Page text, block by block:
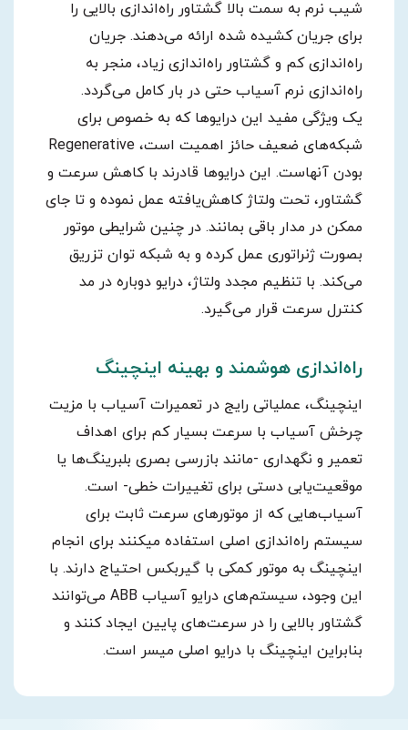
شیب نرم به سمت بالا گشتاور راه‌اندازی بالایی را
برای جریان کشیده شده ارائه می‌دهند. جریان
راه‌اندازی کم و گشتاور راه‌اندازی زیاد، منجر به
راه‌اندازی نرم آسیاب حتی در بار کامل می‌گردد.
یک ویژگی مفید این درایوها که به خصوص برای
شبکه‌های ضعیف حائز اهمیت است، Regenerative
بودن آنهاست. این درایوها قادرند با کاهش سرعت و
گشتاور، تحت ولتاژ کاهش‌یافته عمل نموده و تا جای
ممکن در مدار باقی بمانند. در چنین شرایطی موتور
بصورت ژنراتوری عمل کرده و به شبکه توان تزریق
می‌کند. با تنظیم مجدد ولتاژ، درایو دوباره در مد
کنترل سرعت قرار می‌گیرد.
راه‌اندازی هوشمند و بهینه اینچینگ
اینچینگ، عملیاتی رایج در تعمیرات آسیاب با مزیت
چرخش آسیاب با سرعت بسیار کم برای اهداف
تعمیر و نگهداری -مانند بازرسی بصری بلبرینگ‌ها یا
موقعیت‌یابی دستی برای تغییرات خطی- است.
آسیاب‌هایی که از موتورهای سرعت ثابت برای
سیستم راه‌اندازی اصلی استفاده میکنند برای انجام
اینچینگ به موتور کمکی با گیربکس احتیاج دارند. با
این وجود، سیستم‌های درایو آسیاب ABB می‌توانند
گشتاور بالایی را در سرعت‌های پایین ایجاد کنند و
بنابراین اینچینگ با درایو اصلی میسر است.